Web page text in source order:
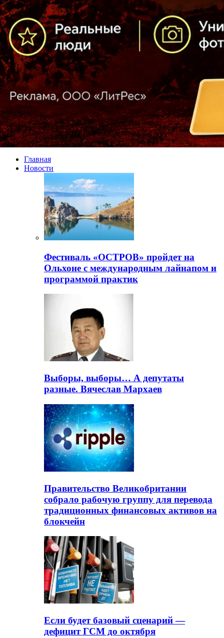
Главная
Новости
Фестиваль «ОСТРОВ» пройдет на
Ольхоне с международным лайнапом и
программой практик
Выборы, выборы… А депутаты
разные. Вячеслав Мархаев
Правительство Великобритании
собрало рабочую группу для перевода
традиционных финансовых активов на
блокчейн
Если будет базовый сценарий —
дефицит ГСМ до октября